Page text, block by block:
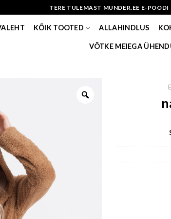
TERE TULEMAST MUNDER.EE E-POODI
KÕIK TOOTED ALLAHINDLUS
VÕTKE MEIEGA